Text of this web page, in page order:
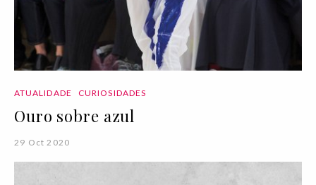
ATUALIDADE CURIOSIDADES
Ouro sobre azul
29 Oct 2020